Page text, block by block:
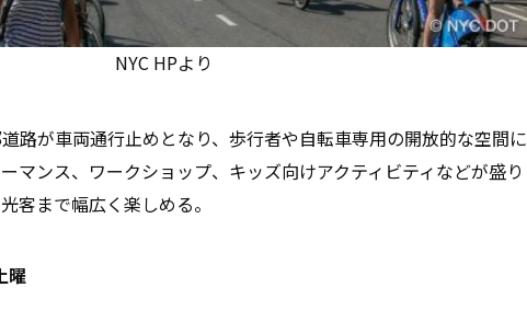
NYC HPより
路が車両通行止めとなり、歩行者や自転車専用の開放的な空間に
マンス、ワークショップ、キッズ向けアクティビティなどが盛り
客まで幅広く楽しめる。
曜